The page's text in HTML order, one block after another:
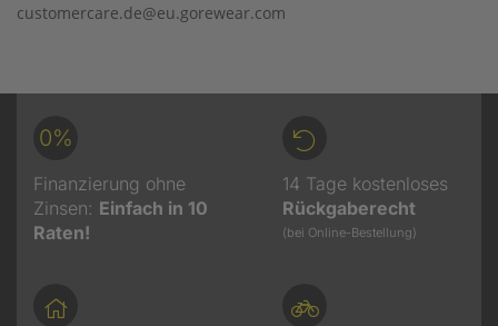
customercare.de@eu.gorewear.com
0%
Finanzierung ohne
Zinsen: Einfach in 10
Raten!
14 Tage kostenloses
Rückgaberecht
(bei Online-Bestellung)